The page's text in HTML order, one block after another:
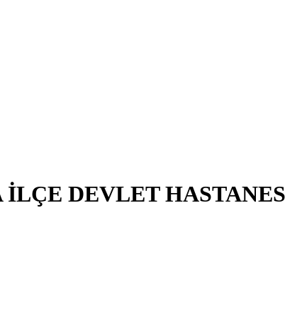
DEVLET